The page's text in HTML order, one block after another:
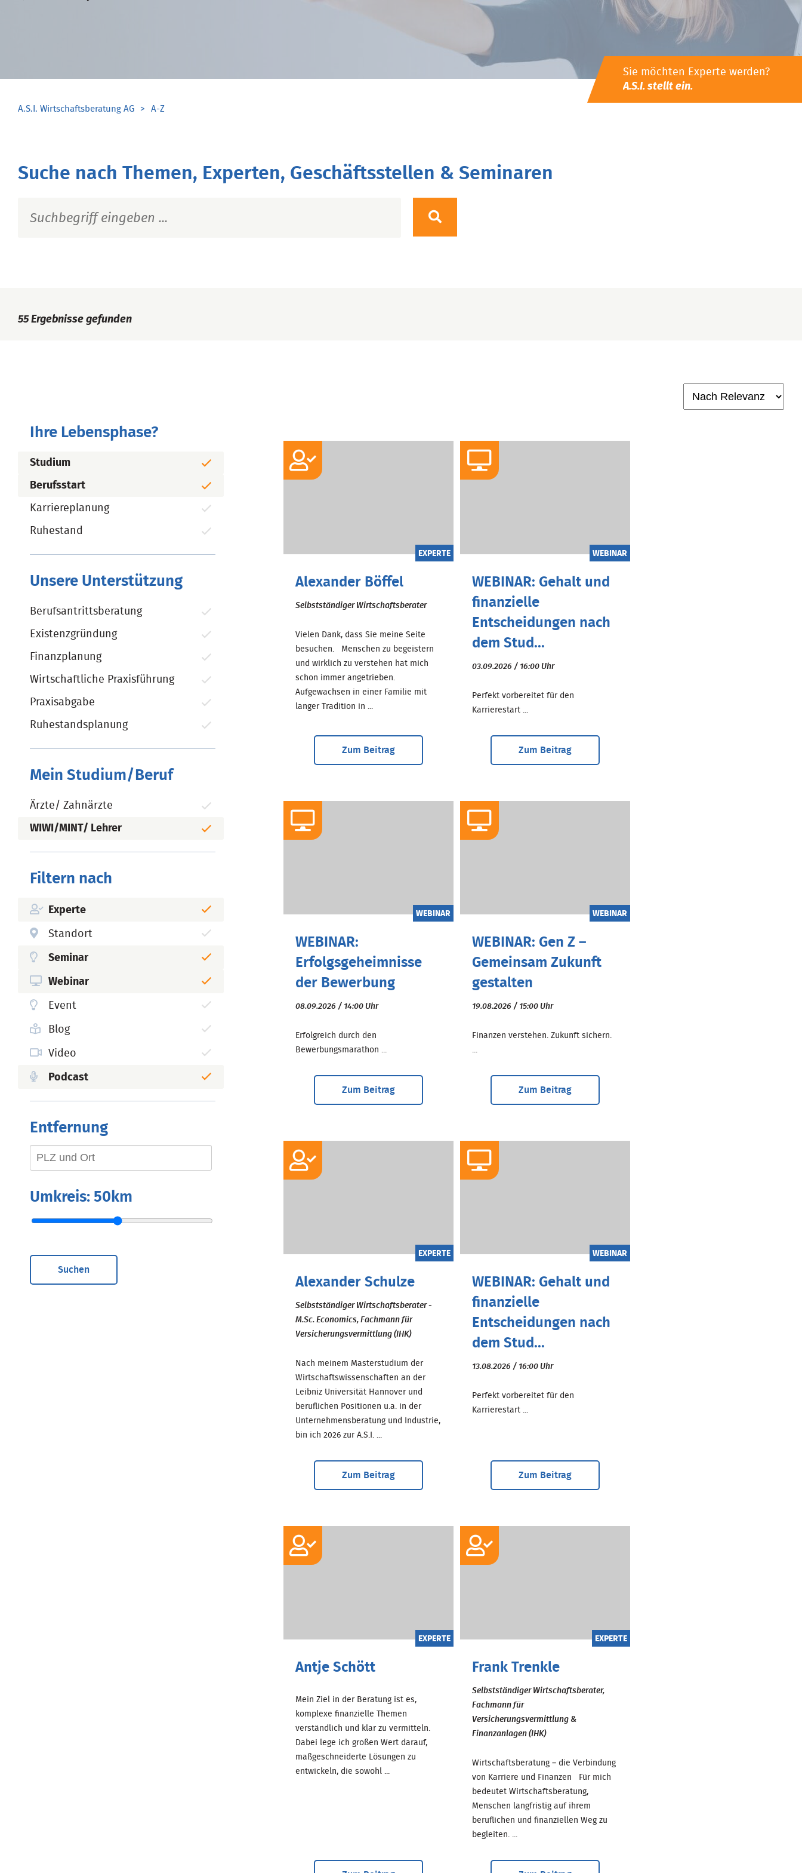
Sie möchten Experte werden?
A.S.I. stellt ein.
A.S.I. Wirtschaftsberatung AG A-Z
Suche nach Themen, Experten, Geschäftsstellen & Seminaren
55Ergebnisse gefunden
Ihre Lebensphase?
Studium
Berufsstart
Karriereplanung
Ruhestand
Unsere Unterstützung
Berufsantrittsberatung
Existenzgründung
Finanzplanung
Wirtschaftliche Praxisführung
Praxisabgabe
Ruhestandsplanung
Mein Studium/Beruf
Ärzte/ Zahnärzte
WIWI/MINT/ Lehrer
Filtern nach
Experte
Standort
Seminar
Webinar
Event
Blog
Video
Podcast
Entfernung
Umkreis: 50km
Suchen
EXPERTE
Alexander Böffel
Selbstständiger Wirtschaftsberater
Vielen Dank, dass Sie meine Seite
besuchen. Menschen zu begeistern
und wirklich zu verstehen hat mich
schon immer angetrieben.
Aufgewachsen in einer Familie mit
langer Tradition in ...
Zum Beitrag
WEBINAR
WEBINAR: Gehalt und
finanzielle
Entscheidungen nach
dem Stud...
03.09.2026 / 16:00 Uhr
Perfekt vorbereitet für den
Karrierestart ...
Zum Beitrag
WEBINAR
WEBINAR:
Erfolgsgeheimnisse
der Bewerbung
08.09.2026 / 14:00 Uhr
Erfolgreich durch den
Bewerbungsmarathon ...
Zum Beitrag
WEBINAR
WEBINAR: Gen Z –
Gemeinsam Zukunft
gestalten
19.08.2026 / 15:00 Uhr
Finanzen verstehen. Zukunft sichern.
...
Zum Beitrag
EXPERTE
Alexander Schulze
Selbstständiger Wirtschaftsberater -
M.Sc. Economics, Fachmann für
Versicherungsvermittlung (IHK)
Nach meinem Masterstudium der
Wirtschaftswissenschaften an der
Leibniz Universität Hannover und
beruflichen Positionen u.a. in der
Unternehmensberatung und Industrie,
bin ich 2026 zur A.S.I. ...
Zum Beitrag
WEBINAR
WEBINAR: Gehalt und
finanzielle
Entscheidungen nach
dem Stud...
13.08.2026 / 16:00 Uhr
Perfekt vorbereitet für den
Karrierestart ...
Zum Beitrag
EXPERTE
Antje Schött
Mein Ziel in der Beratung ist es,
komplexe finanzielle Themen
verständlich und klar zu vermitteln.
Dabei lege ich großen Wert darauf,
maßgeschneiderte Lösungen zu
entwickeln, die sowohl ...
EXPERTE
Frank Trenkle
Selbstständiger Wirtschaftsberater,
Fachmann für
Versicherungsvermittlung &
Finanzanlagen (IHK)
Wirtschaftsberatung – die Verbindung
von Karriere und Finanzen Für mich
bedeutet Wirtschaftsberatung,
Menschen langfristig auf ihrem
beruflichen und finanziellen Weg zu
begleiten. ...